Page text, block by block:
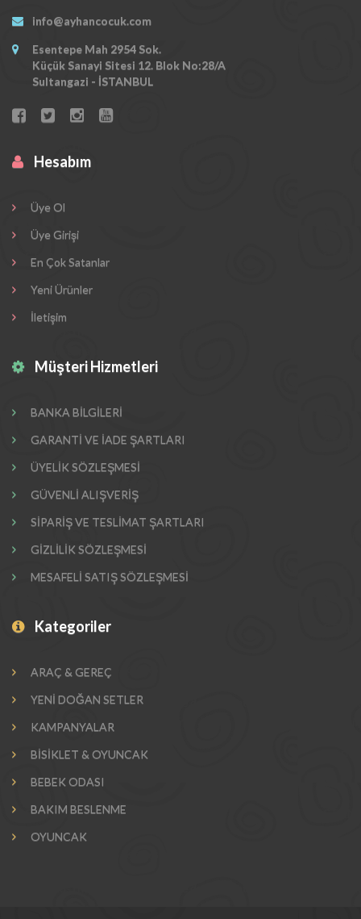
info@ayhancocuk.com
Esentepe Mah 2954 Sok.
Küçük Sanayi Sitesi 12. Blok No:28/A
Sultangazi - İSTANBUL
Hesabım
Üye Ol
Üye Girişi
En Çok Satanlar
Yeni Ürünler
İletişim
Müşteri Hizmetleri
BANKA BİLGİLERİ
GARANTİ VE İADE ŞARTLARI
ÜYELİK SÖZLEŞMESİ
GÜVENLİ ALIŞVERİŞ
SİPARİŞ VE TESLİMAT ŞARTLARI
GİZLİLİK SÖZLEŞMESİ
MESAFELİ SATIŞ SÖZLEŞMESİ
Kategoriler
ARAÇ & GEREÇ
YENİ DOĞAN SETLER
KAMPANYALAR
BİSİKLET & OYUNCAK
BEBEK ODASI
BAKIM BESLENME
OYUNCAK